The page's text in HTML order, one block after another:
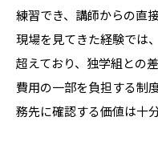
練習でき、講師からの直
現場を見てきた経験では
超えており、独学組との
費用の一部を負担する制
務先に確認する価値は十